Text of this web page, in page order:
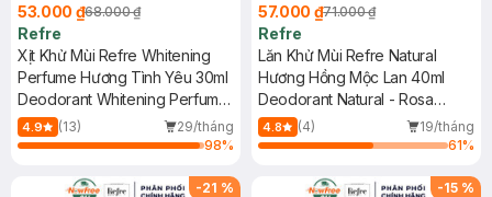
53.000 ₫68.000 ₫
Refre
Xịt Khử Mùi Refre Whitening
Perfume Hương Tình Yêu 30ml
Deodorant Whitening Perfume
Mist - In Love
4.9 (13)
29/tháng
98%
57.000 ₫71.000 ₫
Refre
Lăn Khử Mùi Refre Natural
Hương Hồng Mộc Lan 40ml
Deodorant Natural - Rosa
Magnolia
4.8 (4)
19/tháng
61%
-21 % -15 %